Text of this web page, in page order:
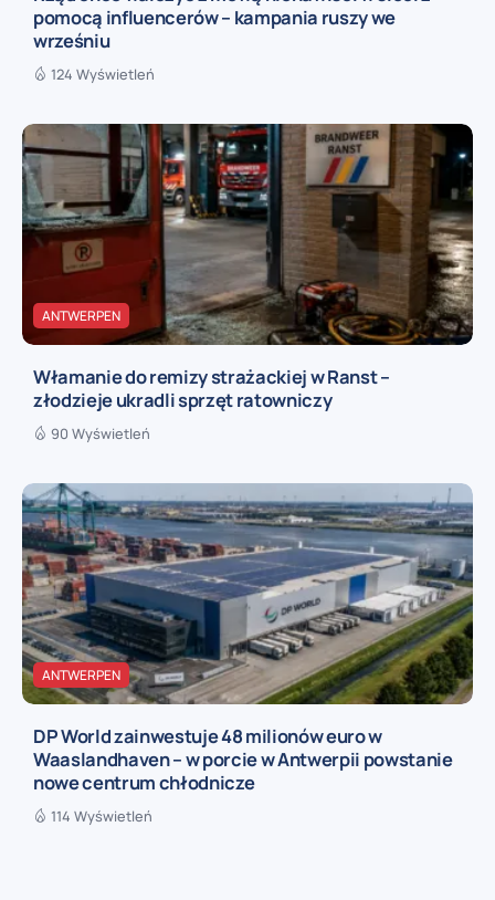
pomocą influencerów – kampania ruszy we
wrześniu
124 Wyświetleń
ANTWERPEN
Włamanie do remizy strażackiej w Ranst –
złodzieje ukradli sprzęt ratowniczy
90 Wyświetleń
ANTWERPEN
DP World zainwestuje 48 milionów euro w
Waaslandhaven – w porcie w Antwerpii powstanie
nowe centrum chłodnicze
114 Wyświetleń